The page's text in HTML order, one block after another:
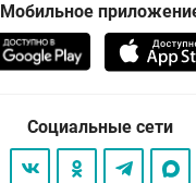
Мобильное
Социальные сети